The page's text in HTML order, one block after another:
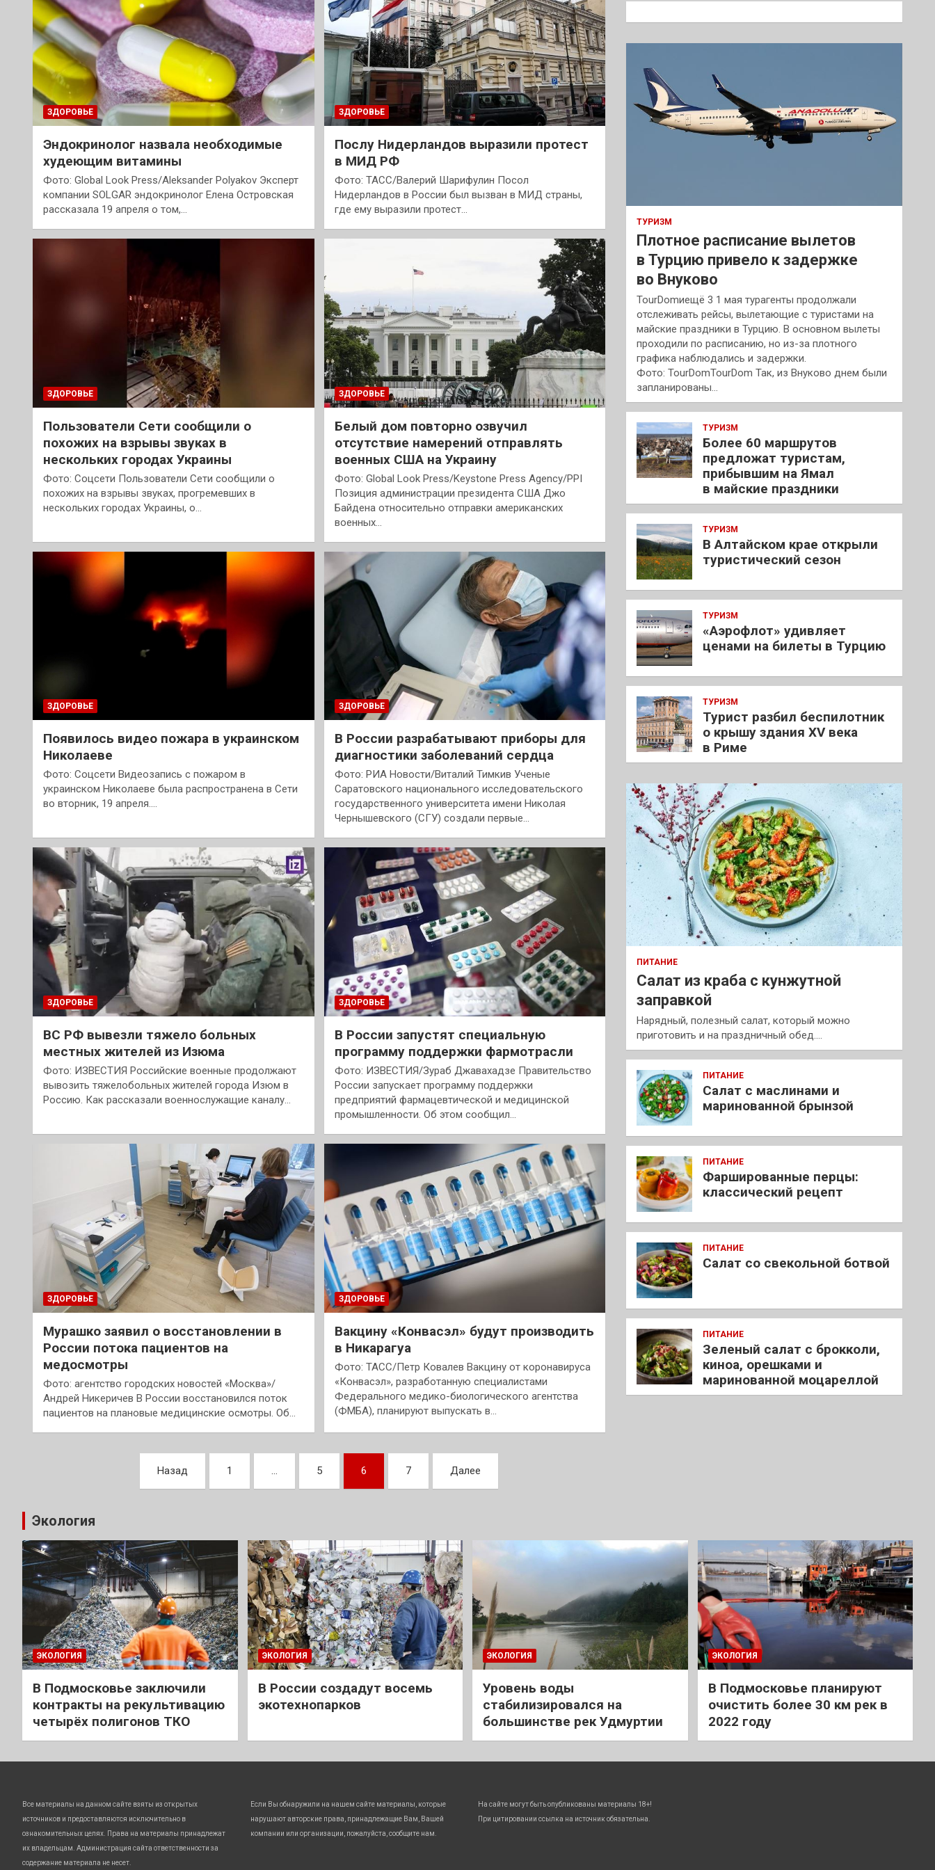
ЗДОРОВЬЕ
Эндокринолог назвала необходимые
худеющим витамины
Фото: Global Look Press/Aleksander Polyakov Эксперт
компании SOLGAR эндокринолог Елена Островская
рассказала 19 апреля о том,…
ЗДОРОВЬЕ
Послу Нидерландов выразили протест
в МИД РФ
Фото: ТАСС/Валерий Шарифулин Посол
Нидерландов в России был вызван в МИД страны,
где ему выразили протест…
ЗДОРОВЬЕ
Пользователи Сети сообщили о
похожих на взрывы звуках в
нескольких городах Украины
Фото: Соцсети Пользователи Сети сообщили о
похожих на взрывы звуках, прогремевших в
нескольких городах Украины, о…
ЗДОРОВЬЕ
Белый дом повторно озвучил
отсутствие намерений отправлять
военных США на Украину
Фото: Global Look Press/Keystone Press Agency/PPI
Позиция администрации президента США Джо
Байдена относительно отправки американских
военных…
ЗДОРОВЬЕ
Появилось видео пожара в украинском
Николаеве
Фото: Соцсети Видеозапись с пожаром в
украинском Николаеве была распространена в Сети
во вторник, 19 апреля.…
ЗДОРОВЬЕ
В России разрабатывают приборы для
диагностики заболеваний сердца
Фото: РИА Новости/Виталий Тимкив Ученые
Саратовского национального исследовательского
государственного университета имени Николая
Чернышевского (СГУ) создали первые…
ЗДОРОВЬЕ
ВС РФ вывезли тяжело больных
местных жителей из Изюма
Фото: ИЗВЕСТИЯ Российские военные продолжают
вывозить тяжелобольных жителей города Изюм в
Россию. Как рассказали военнослужащие каналу…
ЗДОРОВЬЕ
В России запустят специальную
программу поддержки фармотрасли
Фото: ИЗВЕСТИЯ/Зураб Джавахадзе Правительство
России запускает программу поддержки
предприятий фармацевтической и медицинской
промышленности. Об этом сообщил…
ЗДОРОВЬЕ
Мурашко заявил о восстановлении в
России потока пациентов на
медосмотры
Фото: агентство городских новостей «Москва»/
Андрей Никеричев В России восстановился поток
пациентов на плановые медицинские осмотры. Об…
ЗДОРОВЬЕ
Вакцину «Конвасэл» будут производить
в Никарагуа
Фото: ТАСС/Петр Ковалев Вакцину от коронавируса
«Конвасэл», разработанную специалистами
Федерального медико-биологического агентства
(ФМБА), планируют выпускать в…
Назад 1 … 5 6 7 Далее
к
ТУРИЗМ
Плотное расписание вылетов
в Турцию привело к задержке
во Внуково
TourDomиещё 3 1 мая турагенты продолжали
отслеживать рейсы, вылетающие с туристами на
майские праздники в Турцию. В основном вылеты
проходили по расписанию, но из-за плотного
графика наблюдались и задержки.
Фото: TourDomTourDom Так, из Внуково днем были
запланированы…
ТУРИЗМ
Более 60 маршрутов
предложат туристам,
прибывшим на Ямал
в майские праздники
ТУРИЗМ
В Алтайском крае открыли
туристический сезон
ТУРИЗМ
«Аэрофлот» удивляет
ценами на билеты в Турцию
ТУРИЗМ
Турист разбил беспилотник
о крышу здания XV века
в Риме
ПИТАНИЕ
Салат из краба с кунжутной
заправкой
Нарядный, полезный салат, который можно
приготовить и на праздничный обед.…
ПИТАНИЕ
Салат с маслинами и
маринованной брынзой
ПИТАНИЕ
Фаршированные перцы:
классический рецепт
ПИТАНИЕ
Салат со свекольной ботвой
ПИТАНИЕ
Зеленый салат с брокколи,
киноа, орешками и
маринованной моцареллой
Экология
ЭКОЛОГИЯ
В Подмосковье заключили
контракты на рекультивацию
четырёх полигонов ТКО
ЭКОЛОГИЯ
В России создадут восемь
экотехнопарков
ЭКОЛОГИЯ
Уровень воды
стабилизировался на
большинстве рек Удмуртии
ЭКОЛОГИЯ
В Подмосковье планируют
очистить более 30 км рек в
2022 году
Все материалы на данном сайте взяты из открытых
источников и предоставляются исключительно в
ознакомительных целях. Права на материалы принадлежат
их владельцам. Администрация сайта ответственности за
содержание материала не несет.
Если Вы обнаружили на нашем сайте материалы, которые
нарушают авторские права, принадлежащие Вам, Вашей
компании или организации, пожалуйста, сообщите нам.
На сайте могут быть опубликованы материалы 18+!
При цитировании ссылка на источник обязательна.